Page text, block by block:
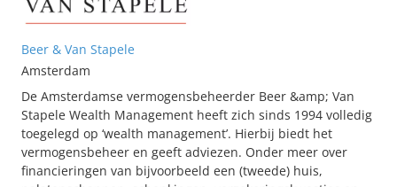
Beer & Van Stapele
Amsterdam
De Amsterdamse vermogensbeheerder Beer &amp; Van
Stapele Wealth Management heeft zich sinds 1994 volledig
toegelegd op ‘wealth management’. Hierbij biedt het
vermogensbeheer en geeft adviezen. Onder meer over
financieringen van bijvoorbeeld een (tweede) huis,